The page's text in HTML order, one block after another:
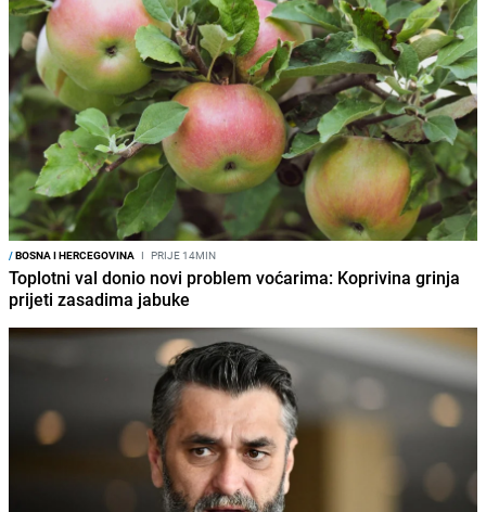
/BOSNA I HERCEGOVINA I PRIJE 14MIN
Toplotni val donio novi problem voćarima: Koprivina grinja
prijeti zasadima jabuke